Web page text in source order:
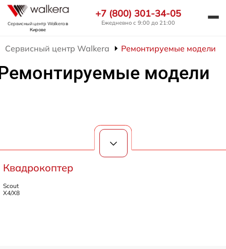
Сервисный центр Walkeraв
Кирове
+7 (800) 301-34-05
Ежедневно с 9:00 до 21:00
Сервисный центр Walkera Ремонтируемые модели
модели
Квадрокоптер
Scout
X4/X8